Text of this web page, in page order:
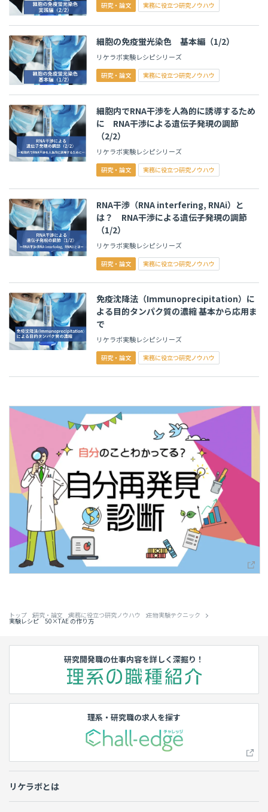
研究・論文 実務に役立つ研究ノウハウ
細胞の免疫蛍光染色 基本編（1/2）
リケラボ実験レシピシリーズ
研究・論文 実務に役立つ研究ノウハウ
細胞内でRNA干渉を人為的に誘導するため
に RNA干渉による遺伝子発現の調節
（2/2）
リケラボ実験レシピシリーズ
研究・論文 実務に役立つ研究ノウハウ
RNA干渉（RNA interfering, RNAi）と
は？ RNA干渉による遺伝子発現の調節
（1/2）
リケラボ実験レシピシリーズ
研究・論文 実務に役立つ研究ノウハウ
免疫沈降法（Immunoprecipitation）に
よる目的タンパク質の濃縮 基本から応用ま
で
リケラボ実験レシピシリーズ
研究・論文 実務に役立つ研究ノウハウ
トップ 研究・論文 実務に役立つ研究ノウハウ 生物実験テクニック
実験レシピ 50×TAE の作り方
研究開発職の仕事内容を詳しく深掘り！
理系・研究職の求人を探す
リケラボとは